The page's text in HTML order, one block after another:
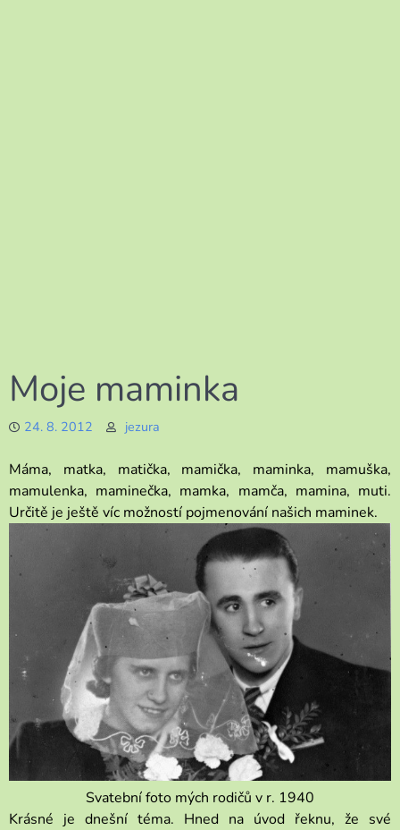
Moje maminka
24. 8. 2012 jezura
Máma, matka, matička, mamička, maminka, mamuška,
mamulenka, maminečka, mamka, mamča, mamina, muti.
Určitě je ještě víc možností pojmenování našich maminek.
Svatební foto mých rodičů v r. 1940
Krásné je dnešní téma. Hned na úvod řeknu, že své